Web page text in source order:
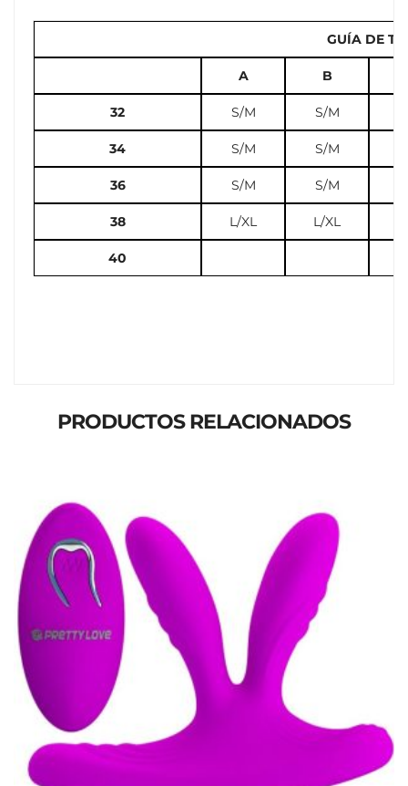
GUÍA DE
A B
32 S/M S/M
34 S/M S/M
36 S/M S/M
38 L/XL L/XL
40
PRODUCTOS RELACIONADOS